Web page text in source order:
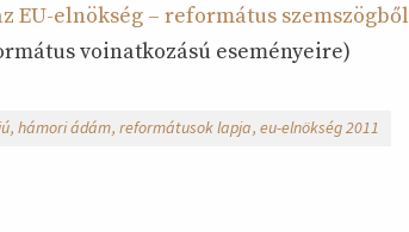
EU-elnökség – református szemszögből
voinatkozású eseményeire)
hámori ádám reformátusok lapja eu-elnökség 2011